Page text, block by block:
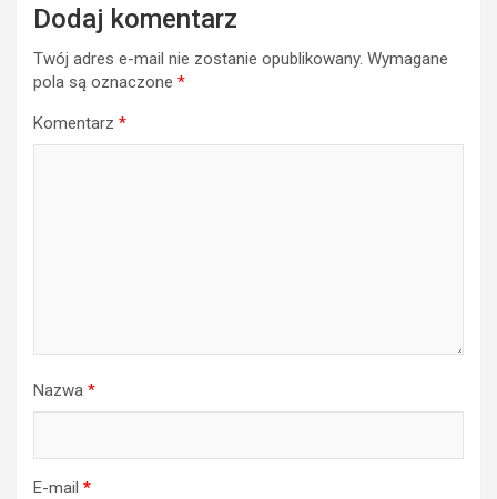
Dodaj komentarz
Twój adres e-mail nie zostanie opublikowany. Wymagane
pola są oznaczone *
Komentarz *
Nazwa *
E-mail *